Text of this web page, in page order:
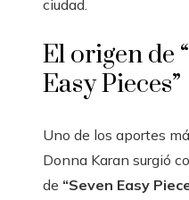
ciudad.
El origen de
Easy Pieces”
Uno de los aportes
Donna Karan surgió
de “Seven Easy